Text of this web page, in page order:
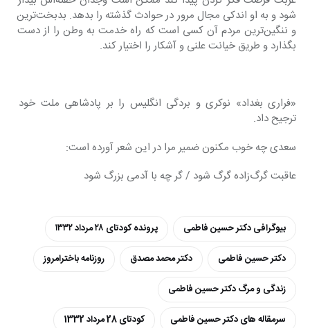
شود و به او اندکی مجال مرور در حوادث گذشته را بدهد. بدبخت‌ترین
و ننگین‌ترین مردم آن کسی است که راه خدمت به وطن را از دست
بگذارد و طریق خیانت علنی و آشکار را اختیار کند.
«فراری بغداد» نوکری و بردگی انگلیس را بر پادشاهی ملت خود
ترجیح داد.
سعدی چه خوب مکنون ضمیر مرا در این شعر آورده است:
عاقبت گرگ‌زاده گرگ شود / گر چه با آدمی بزرگ شود
بیوگرافی دکتر حسین فاطمی
پرونده کودتای ۲۸ مرداد ۱۳۳۲
دکتر حسین فاطمی
دکتر محمد مصدق
روزنامه باخترامروز
زندگی و مرگ دکتر حسین فاطمی
سرمقاله های دکتر حسین فاطمی
کودتای 28 مرداد 1332